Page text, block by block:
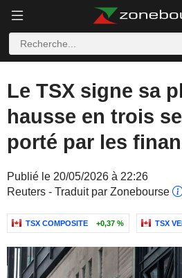
Le TSX signe sa
hausse en trois
porté par les
Publié le 20/05/2026 à 22:26
Reuters - Traduit par Zonebourse
TSX COMPOSITE +0,37 % TSX